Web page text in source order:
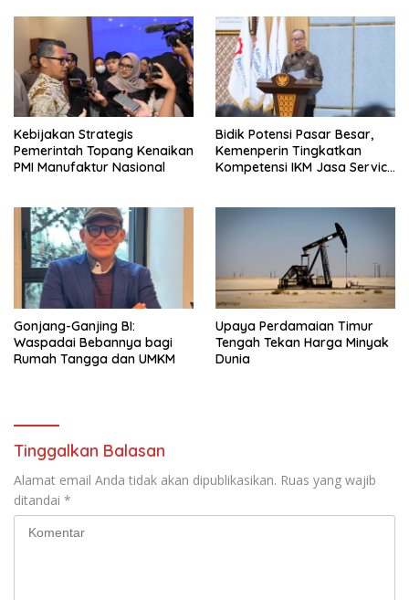
Kebijakan Strategis
Pemerintah Topang Kenaikan
PMI Manufaktur Nasional
Bidik Potensi Pasar Besar,
Kemenperin Tingkatkan
Kompetensi IKM Jasa Service
Gonjang-Ganjing BI:
Waspadai Bebannya bagi
Rumah Tangga dan UMKM
Upaya Perdamaian Timur
Tengah Tekan Harga Minyak
Dunia
Tinggalkan Balasan
Alamat email Anda tidak akan dipublikasikan. Ruas yang wajib
ditandai *